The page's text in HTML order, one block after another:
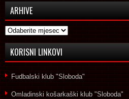
ARHIVE
Arhive
KORISNI LINKOVI
Fudbalski klub "Sloboda"
Omladinski košarkaški klub "Sloboda"